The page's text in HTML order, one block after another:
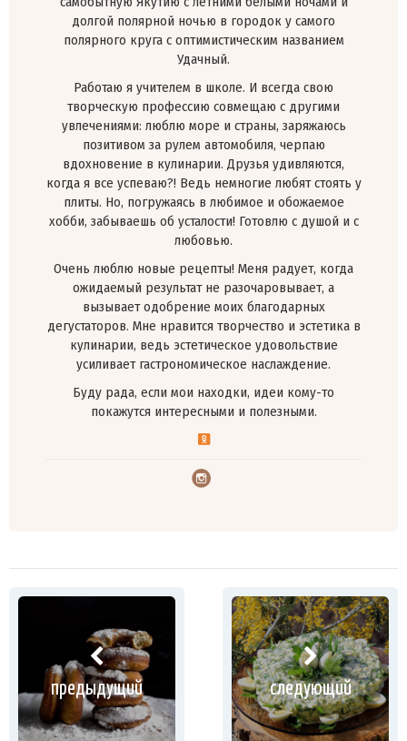
долгой полярной ночью в городок у самого
полярного круга с оптимистическим названием
Удачный.
Работаю я учителем в школе. И всегда свою
творческую профессию совмещаю с другими
увлечениями: люблю море и страны, заряжаюсь
позитивом за рулем автомобиля, черпаю
вдохновение в кулинарии. Друзья удивляются,
когда я все успеваю?! Ведь немногие любят стоять у
плиты. Но, погружаясь в любимое и обожаемое
хобби, забываешь об усталости! Готовлю с душой и с
любовью.
Очень люблю новые рецепты! Меня радует, когда
ожидаемый результат не разочаровывает, а
вызывает одобрение моих благодарных
дегустаторов. Мне нравится творчество и эстетика в
кулинарии, ведь эстетическое удовольствие
усиливает гастрономическое наслаждение.
Буду рада, если мои находки, идеи кому-то
покажутся интересными и полезными.
предыдущий следующий